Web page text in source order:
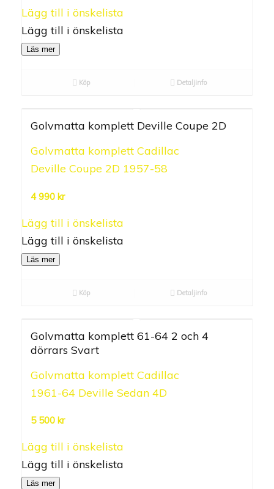
Lägg till i önskelista
Lägg till i önskelista
Läs mer
Köp Detaljinfo
Golvmatta komplett Deville Coupe 2D
Golvmatta komplett Cadillac
Deville Coupe 2D 1957-58
4 990 kr
Lägg till i önskelista
Lägg till i önskelista
Läs mer
Köp Detaljinfo
Golvmatta komplett 61-64 2 och 4
dörrars Svart
Golvmatta komplett Cadillac
1961-64 Deville Sedan 4D
5 500 kr
Lägg till i önskelista
Lägg till i önskelista
Läs mer